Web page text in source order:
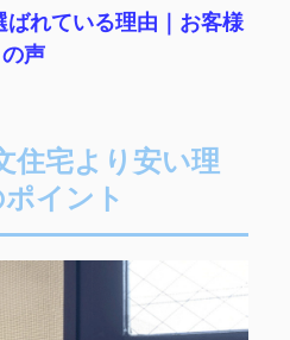
れている理由｜ お客様
の声
住宅より安い理
イント